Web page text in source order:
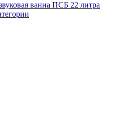
ванна ПСБ 22 литра